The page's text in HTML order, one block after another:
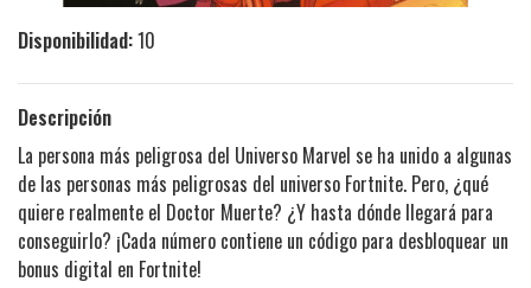
Disponibilidad:10
Descripción
La persona más peligrosa del Universo Marvel se ha unido a algunas
de las personas más peligrosas del universo Fortnite. Pero, ¿qué
quiere realmente el Doctor Muerte? ¿Y hasta dónde llegará para
conseguirlo? ¡Cada número contiene un código para desbloquear un
bonus digital en Fortnite!